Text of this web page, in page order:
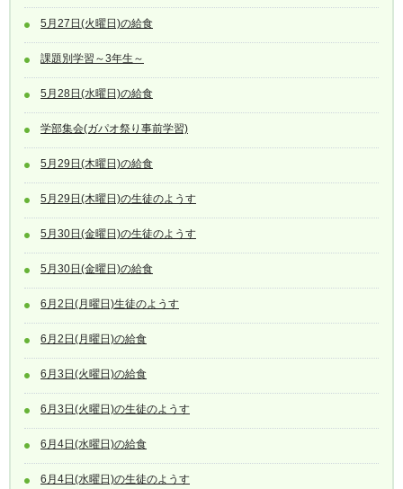
5月27日(火曜日)の給食
課題別学習～3年生～
5月28日(水曜日)の給食
学部集会(ガパオ祭り事前学習)
5月29日(木曜日)の給食
5月29日(木曜日)の生徒のようす
5月30日(金曜日)の生徒のようす
5月30日(金曜日)の給食
6月2日(月曜日)生徒のようす
6月2日(月曜日)の給食
6月3日(火曜日)の給食
6月3日(火曜日)の生徒のようす
6月4日(水曜日)の給食
6月4日(水曜日)の生徒のようす